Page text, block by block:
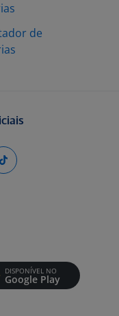
de
DISPONÍVEL NO
Google Play